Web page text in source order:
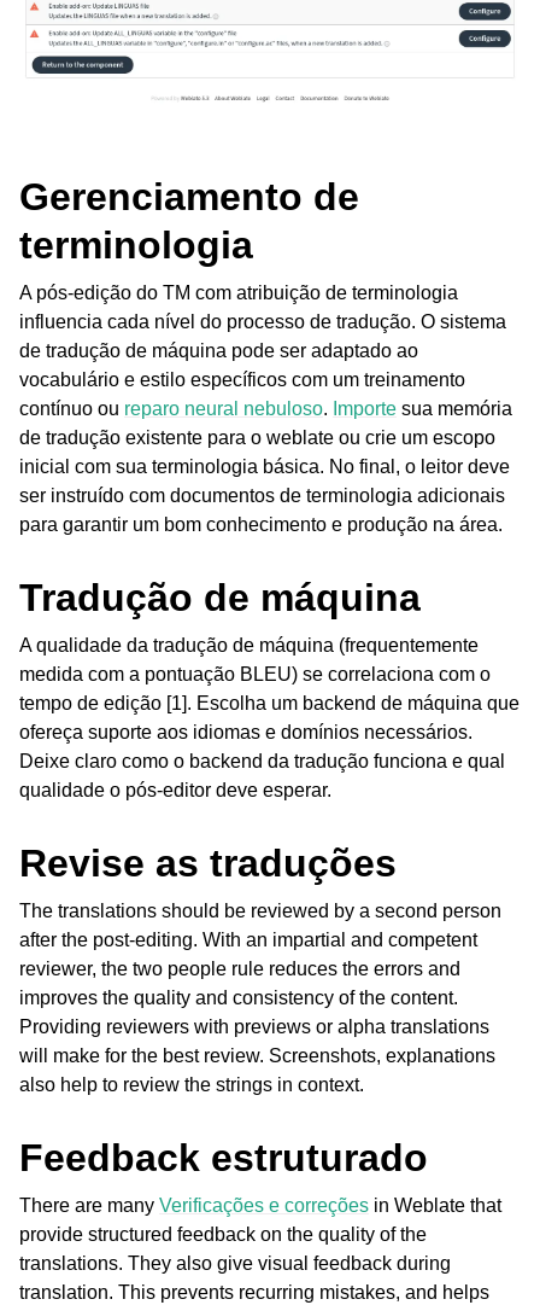
Gerenciamento de
terminologia
A pós-edição do TM com atribuição de terminologia
influencia cada nível do processo de tradução. O sistema
de tradução de máquina pode ser adaptado ao
vocabulário e estilo específicos com um treinamento
contínuo ou reparo neural nebuloso. Importe sua memória
de tradução existente para o weblate ou crie um escopo
inicial com sua terminologia básica. No final, o leitor deve
ser instruído com documentos de terminologia adicionais
para garantir um bom conhecimento e produção na área.
Tradução de máquina
A qualidade da tradução de máquina (frequentemente
medida com a pontuação BLEU) se correlaciona com o
tempo de edição [1]. Escolha um backend de máquina que
ofereça suporte aos idiomas e domínios necessários.
Deixe claro como o backend da tradução funciona e qual
qualidade o pós-editor deve esperar.
Revise as traduções
The translations should be reviewed by a second person
after the post-editing. With an impartial and competent
reviewer, the two people rule reduces the errors and
improves the quality and consistency of the content.
Providing reviewers with previews or alpha translations
will make for the best review. Screenshots, explanations
also help to review the strings in context.
Feedback estruturado
There are many Verificações e correções in Weblate that
provide structured feedback on the quality of the
translations. They also give visual feedback during
translation. This prevents recurring mistakes, and helps